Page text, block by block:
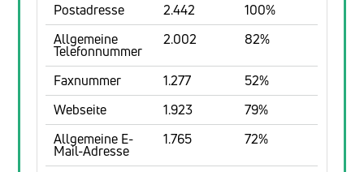
Postadresse
2.442
100%
Allgemeine
Telefonnummer
2.002 82%
Faxnummer 1.277
52%
Webseite
1.923
79%
Allgemeine E-
Mail-Adresse
1.765 72%